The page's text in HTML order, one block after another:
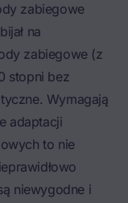
zabiegowe
na
zabiegowe(z
stopni bez
Wymagają
adaptacji
to nie
niewygodne i